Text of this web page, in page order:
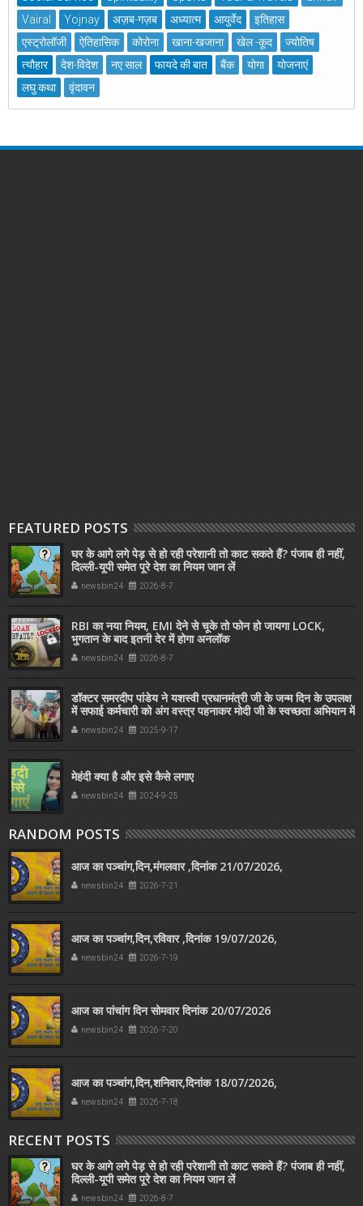
Vairal
Yojnay अज़ब-गज़ब अध्यात्म आयुर्वेद
इतिहास
एस्ट्रोलॉजी
ऐतिहासिक कोरोना खाना-खजाना खेल -कूद
ज्योतिष
त्यौहार
देश-विदेश नए साल फायदे की बात बैंक योगा
योजनाएं
लघु कथा
वृंदावन
FEATURED POSTS
घर के आगे लगे पेड़ से हो रही परेशानी तो काट सकते हैं? पंजाब ही नहीं,
दिल्‍ली-यूपी समेत पूरे देश का नियम जान लें
newsbin24 2026-8-7
RBI का नया नियम, EMI देने से चूके तो फोन हो जायगा LOCK,
भुगतान के बाद इतनी देर में होगा अनलॉक
newsbin24 2026-8-7
डॉक्टर समरदीप पांडेय ने यशस्वी प्रधानमंत्री जी के जन्म दिन के उपलक्ष
में सफाई कर्मचारी को अंग वस्त्र पहनाकर मोदी जी के स्वच्छता अभियान में
सहयोग किया
newsbin24 2025-9-17
मेहंदी क्या है और इसे कैसे लगाए
newsbin24 2024-9-25
RANDOM POSTS
आज का पञ्चांग,दिन,मंगलवार ,दिनांक 21/07/2026,
newsbin24 2026-7-21
आज का पञ्चांग,दिन,रविवार ,दिनांक 19/07/2026,
newsbin24 2026-7-19
आज का पांचांग दिन सोमवार दिनांक 20/07/2026
newsbin24 2026-7-20
आज का पञ्चांग,दिन,शनिवार,दिनांक 18/07/2026,
newsbin24 2026-7-18
RECENT POSTS
घर के आगे लगे पेड़ से हो रही परेशानी तो काट सकते हैं? पंजाब ही नहीं,
दिल्‍ली-यूपी समेत पूरे देश का नियम जान लें
newsbin24 2026-8-7